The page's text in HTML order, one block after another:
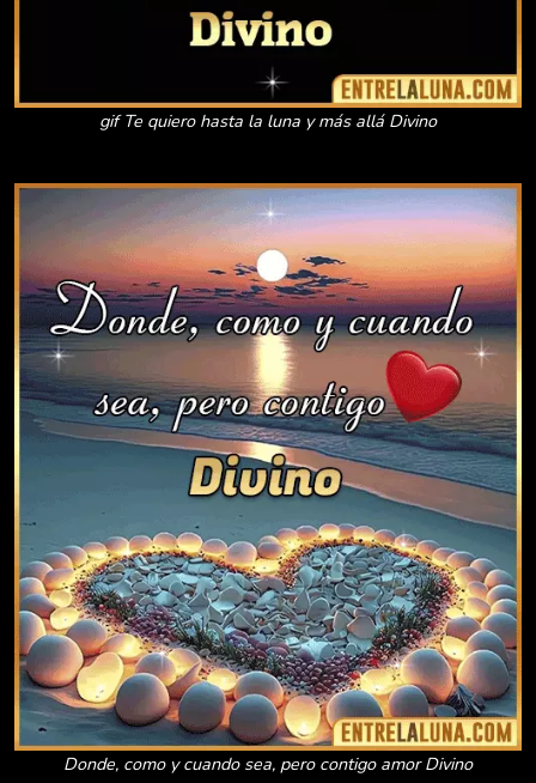
gif Te quiero hasta la luna y más allá Divino
Donde, como y cuando sea, pero contigo amor Divino